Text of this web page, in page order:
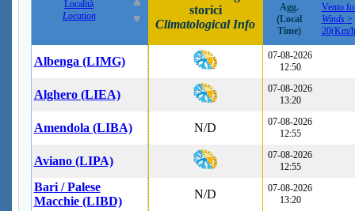
Località
Location
storici
Climatological Info
Agg.
(Local
Time)
Vento
Winds>
20(Km/
Albenga (LIMG)
07-08-2026
12:50
Alghero (LIEA)
07-08-2026
13:20
Amendola (LIBA) N/D
07-08-2026
12:55
Aviano (LIPA)
07-08-2026
12:55
Bari / Palese
Macchie (LIBD)
N/D
07-08-2026
13:20